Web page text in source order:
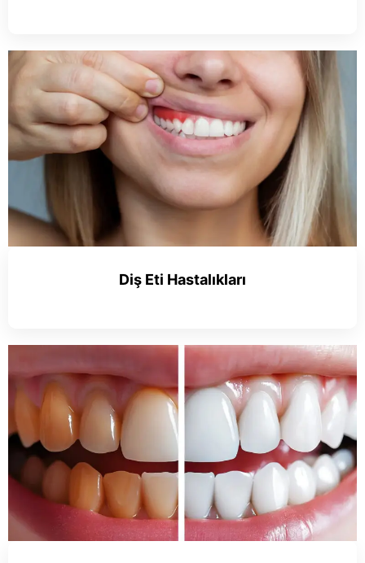
Diş Eti Hastalıkları